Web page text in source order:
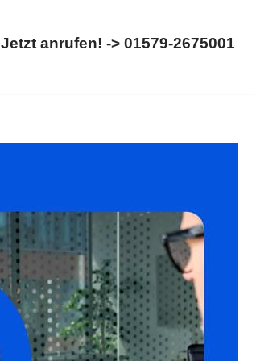
Jetzt anrufen! -> 01579-2675001